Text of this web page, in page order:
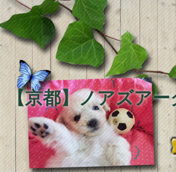
【京都】ノアズア